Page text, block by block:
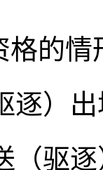
格的
逐）
（驱